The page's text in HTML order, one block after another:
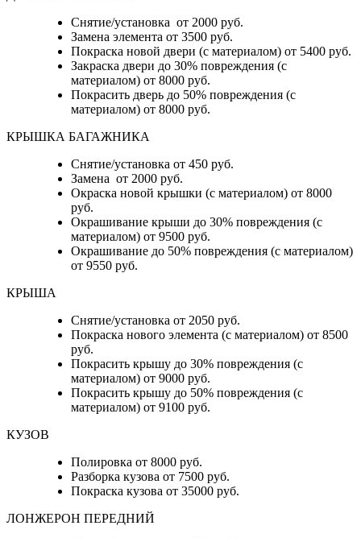
Снятие/установка от 2000 руб.
Замена элемента от 3500 руб.
Покраска новой двери (с материалом) от 5400 руб.
Закраска двери до 30% повреждения (с
материалом) от 8000 руб.
Покрасить дверь до 50% повреждения (с
материалом) от 8000 руб.
КРЫШКА БАГАЖНИКА
Снятие/установка от 450 руб.
Замена от 2000 руб.
Окраска новой крышки (с материалом) от 8000
руб.
Окрашивание крыши до 30% повреждения (с
материалом) от 9500 руб.
Окрашивание до 50% повреждения (с материалом)
от 9550 руб.
КРЫША
Снятие/установка от 2050 руб.
Покраска нового элемента (с материалом) от 8500
руб.
Покрасить крышу до 30% повреждения (с
материалом) от 9000 руб.
Покрасить крышу до 50% повреждения (с
материалом) от 9100 руб.
КУЗОВ
Полировка от 8000 руб.
Разборка кузова от 7500 руб.
Покраска кузова от 35000 руб.
ЛОНЖЕРОН ПЕРЕДНИЙ